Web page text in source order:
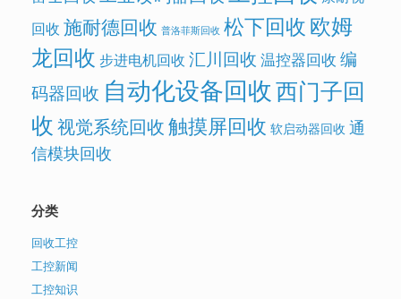
回收 施耐德回收 普洛菲斯回收 松下回收欧姆
龙回收 步进电机回收 汇川回收 温控器回收 编
码器回收 自动化设备回收西门子回
收视觉系统回收触摸屏回收 软启动器回收 通
信模块回收
分类
回收工控
工控新闻
工控知识